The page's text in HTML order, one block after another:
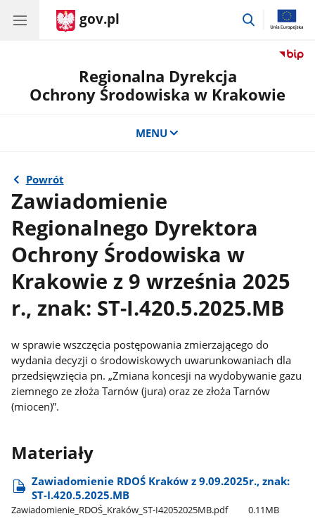
gov.pl
przejdź
Regionalna Dyrekcja
Ochrony Środowiska w Krakowie
MENU
Powrót
Zawiadomienie
Regionalnego Dyrektora
Ochrony Środowiska w
Krakowie z 9 września 2025
r., znak: ST-I.420.5.2025.MB
w sprawie wszczęcia postępowania zmierzającego do
wydania decyzji o środowiskowych uwarunkowaniach dla
przedsięwzięcia pn. „Zmiana koncesji na wydobywanie gazu
ziemnego ze złoża Tarnów (jura) oraz ze złoża Tarnów
(miocen)”.
Materiały
Zawiadomienie RDOŚ Kraków z 9.09.2025r., znak:
ST-I.420.5.2025.MB
Zawiadomienie​_RDOŚ​_Kraków​_ST-I42052025MB.pdf 0.11MB